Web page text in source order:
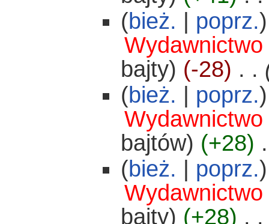
(bież. poprz.)
Wydawnictwo
bajty) (-28) . .
(bież. poprz.)
Wydawnictwo
bajtów) (+28)
(bież. poprz.)
Wydawnictwo
bajty) (+28) . .